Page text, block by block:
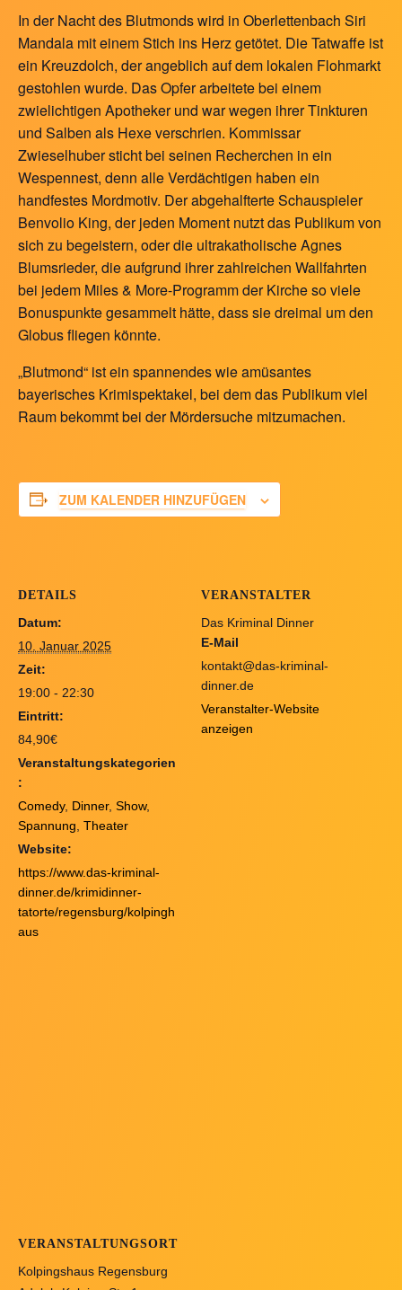
In der Nacht des Blutmonds wird in Oberlettenbach Siri
Mandala mit einem Stich ins Herz getötet. Die Tatwaffe ist
ein Kreuzdolch, der angeblich auf dem lokalen Flohmarkt
gestohlen wurde. Das Opfer arbeitete bei einem
zwielichtigen Apotheker und war wegen ihrer Tinkturen
und Salben als Hexe verschrien. Kommissar
Zwieselhuber sticht bei seinen Recherchen in ein
Wespennest, denn alle Verdächtigen haben ein
handfestes Mordmotiv. Der abgehalfterte Schauspieler
Benvolio King, der jeden Moment nutzt das Publikum von
sich zu begeistern, oder die ultrakatholische Agnes
Blumsrieder, die aufgrund ihrer zahlreichen Wallfahrten
bei jedem Miles & More-Programm der Kirche so viele
Bonuspunkte gesammelt hätte, dass sie dreimal um den
Globus fliegen könnte.
„Blutmond“ ist ein spannendes wie amüsantes
bayerisches Krimispektakel, bei dem das Publikum viel
Raum bekommt bei der Mördersuche mitzumachen.
ZUM KALENDER HINZUFÜGEN
DETAILS
Datum:
10. Januar 2025
Zeit:
19:00 - 22:30
Eintritt:
84,90€
Veranstaltungskategorien
:
Comedy, Dinner, Show,
Spannung Theater
Website:
https://www.das-kriminal-
dinner.de/krimidinner-
tatorte/regensburg/kolpingh
aus
VERANSTALTER
Das Kriminal Dinner
E-Mail
kontakt@das-kriminal-
dinner.de
Veranstalter-Website
anzeigen
VERANSTALTUNGSORT
Kolpingshaus Regensburg